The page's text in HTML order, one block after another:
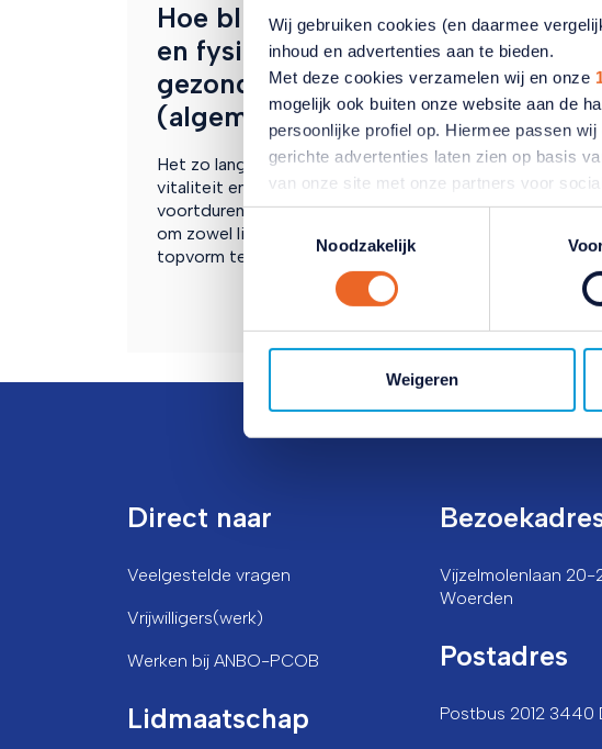
Wij gebruiken cookies (en daarmee
inhoud en advertenties aan te bieden.
Met deze cookies verzamelen wij en onze
mogelijk ook buiten onze website aan de
persoonlijke profiel op. Hiermee passen
gerichte advertenties laten zien op basis
van onze site met onze partners voor
combineren met andere informatie die u
hun services. Verandert u later van
klikken op het blauwe icoontje linksonder.
Lees hierover meer in ons
Toestemmingsselectie
Noodzakelijk
Weigeren
Hoe blijft u (geestelijk
en fysiek) lang vitaal,
gezond en fit?
(algemene tips)
Het zo lang mogelijk behouden van
vitaliteit en gezondheid is een
voortdurende uitdaging. Bekijk de tips
om zowel lichamelijk als geestelijk in
topvorm te blijven.
Is
Direct naar
Veelgestelde vragen
Vrijwilligers(werk)
Werken bij ANBO-PCOB
Lidmaatschap
Vijzelmolenlaan 20-
Woerden
Postadres
Postbus 2012 3440